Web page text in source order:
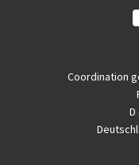
Coordination